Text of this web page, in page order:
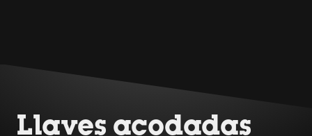
Llaves acodadas